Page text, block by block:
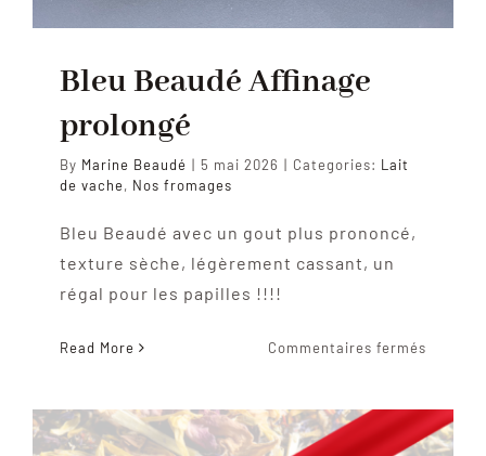
Bleu Beaudé Affinage
prolongé
By Marine Beaudé | 5 mai 2026 | Categories: Lait
de vache, Nos fromages
Bleu Beaudé avec un gout plus prononcé,
texture sèche, légèrement cassant, un
régal pour les papilles !!!!
Read More Commentaires fermés